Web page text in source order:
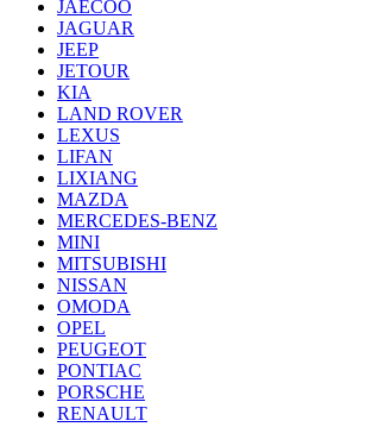
JAECOO
JAGUAR
JEEP
JETOUR
KIA
LAND ROVER
LEXUS
LIFAN
LIXIANG
MAZDA
MERCEDES-BENZ
MINI
MITSUBISHI
NISSAN
OMODA
OPEL
PEUGEOT
PONTIAC
PORSCHE
RENAULT